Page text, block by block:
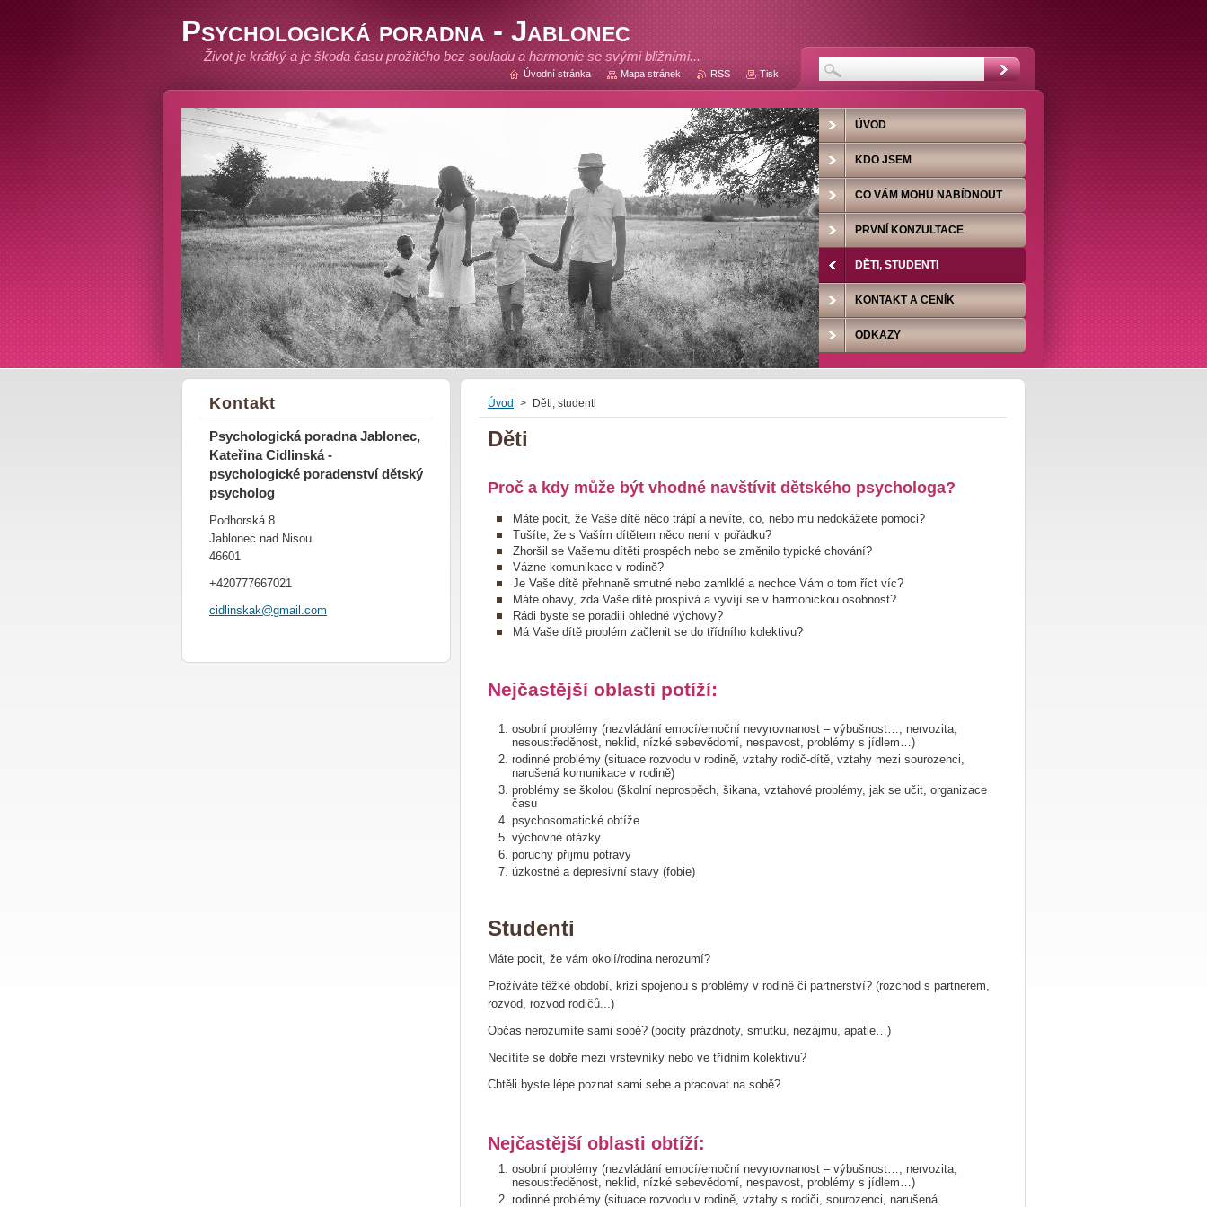
Psychologická poradna - Jablonec
Život je krátký a je škoda času prožitého bez souladu a harmonie se svými bližními...
Úvod > Děti, studenti
Děti
Proč a kdy může být vhodné navštívit dětského psychologa?
Máte pocit, že Vaše dítě něco trápí a nevíte, co, nebo mu nedokážete pomoci?
Tušíte, že s Vaším dítětem něco není v pořádku?
Zhoršil se Vašemu dítěti prospěch nebo se změnilo typické chování?
Vázne komunikace v rodině?
Je Vaše dítě přehnaně smutné nebo zamlklé a nechce Vám o tom říct víc?
Máte obavy, zda Vaše dítě prospívá a vyvíjí se v harmonickou osobnost?
Rádi byste se poradili ohledně výchovy?
Má Vaše dítě problém začlenit se do třídního kolektivu?
Nejčastější oblasti potíží:
osobní problémy (nezvládání emocí/emoční nevyrovnanost – výbušnost…, nervozita,
nesoustředěnost, neklid, nízké sebevědomí, nespavost, problémy s jídlem…)
rodinné problémy (situace rozvodu v rodině, vztahy rodič-dítě, vztahy mezi sourozenci,
narušená komunikace v rodině)
problémy se školou (školní neprospěch, šikana, vztahové problémy, jak se učit, organizace
času
psychosomatické obtíže
výchovné otázky
poruchy příjmu potravy
úzkostné a depresivní stavy (fobie)
Studenti
Máte pocit, že vám okolí/rodina nerozumí?
Prožíváte těžké období, krizi spojenou s problémy v rodině či partnerství? (rozchod s partnerem,
rozvod, rozvod rodičů...)
Občas nerozumíte sami sobě? (pocity prázdnoty, smutku, nezájmu, apatie…)
Necítíte se dobře mezi vrstevníky nebo ve třídním kolektivu?
Chtěli byste lépe poznat sami sebe a pracovat na sobě?
Nejčastější oblasti obtíží:
osobní problémy (nezvládání emocí/emoční nevyrovnanost – výbušnost…, nervozita,
nesoustředěnost, neklid, nízké sebevědomí, nespavost, problémy s jídlem…)
rodinné problémy (situace rozvodu v rodině, vztahy s rodiči, sourozenci, narušená
Kontakt
Psychologická poradna Jablonec,
Kateřina Cidlinská -
psychologické poradenství dětský
psycholog
Podhorská 8
Jablonec nad Nisou
46601
+420777667021
cidlinskak@gmail .com
ÚVOD
KDO JSEM
CO VÁM MOHU NABÍDNOUT
PRVNÍ KONZULTACE
DĚTI, STUDENTI
KONTAKT A CENÍK
ODKAZY
Úvodní stránka Mapa stránek RSS Tisk